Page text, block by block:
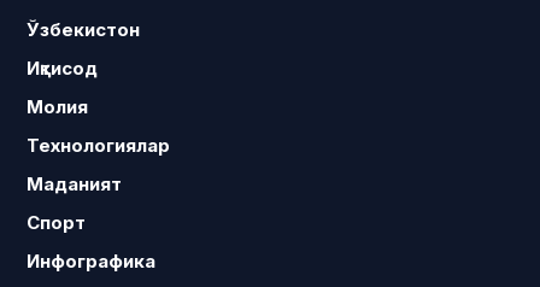
Ўзбекистон
Иқтисод
Молия
Технологиялар
Маданият
Спорт
Инфографика